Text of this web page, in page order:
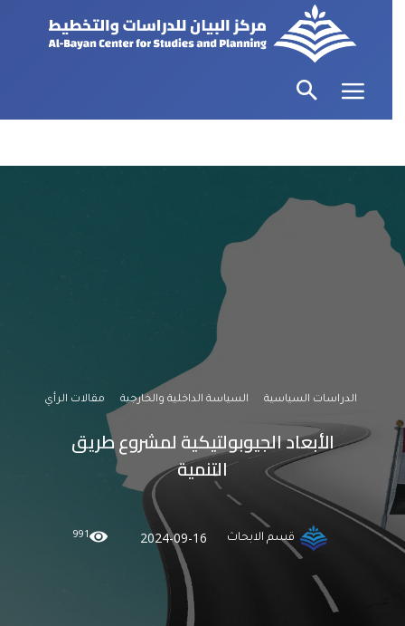
الدراسات السياسية السياسة الداخلية والخارجية مقالات الرأي
الأبعاد الجيوبولتيكية لمشروع طريق
التنمية
قسم الابحاث 2024-09-16
991